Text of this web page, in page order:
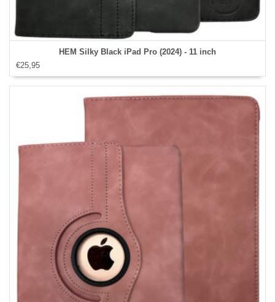
HEM Silky Black iPad Pro (2024) - 11 inch
€25,95